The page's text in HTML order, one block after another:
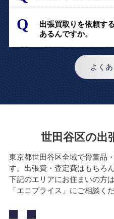
出張買取りを依頼す
あるんですか。
よく
世田谷区の出
東京都世田谷区全域で骨董品
す。出張費・査定費はもちろ
下記のエリアにお住まいの方
「エコプライス」にご相談くだ